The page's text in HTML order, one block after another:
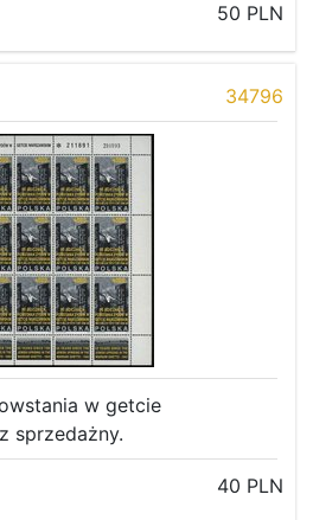
50 PLN
34796
w getcie
sprzedażny.
40 PLN